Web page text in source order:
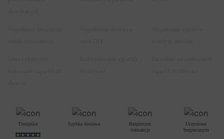
Trustpilot Szybka dostawa
Bezpieczne
transakcje
Uczynione
bezpiecznym